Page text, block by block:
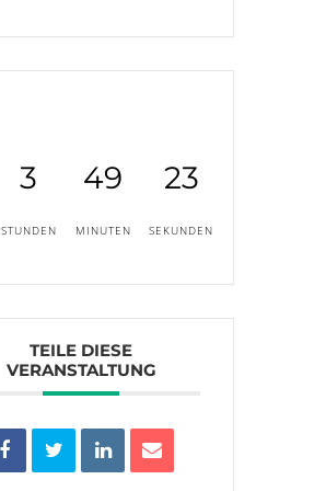
3
STUNDEN
49
MINUTEN
23
SEKUNDEN
TEILE DIESE
VERANSTALTUNG